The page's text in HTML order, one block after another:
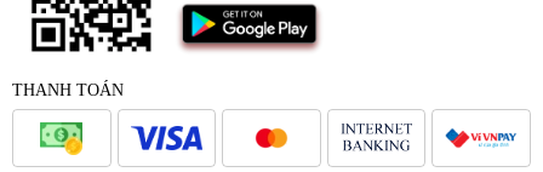
THANH TOÁN